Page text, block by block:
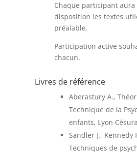
Chaque participant aura
disposition les textes
préalable.
Participation active
chacun.
Livres de référence
Aberastury A.,
Technique de la
enfants, Lyon
Sandler J., Kennedy
Techniques de